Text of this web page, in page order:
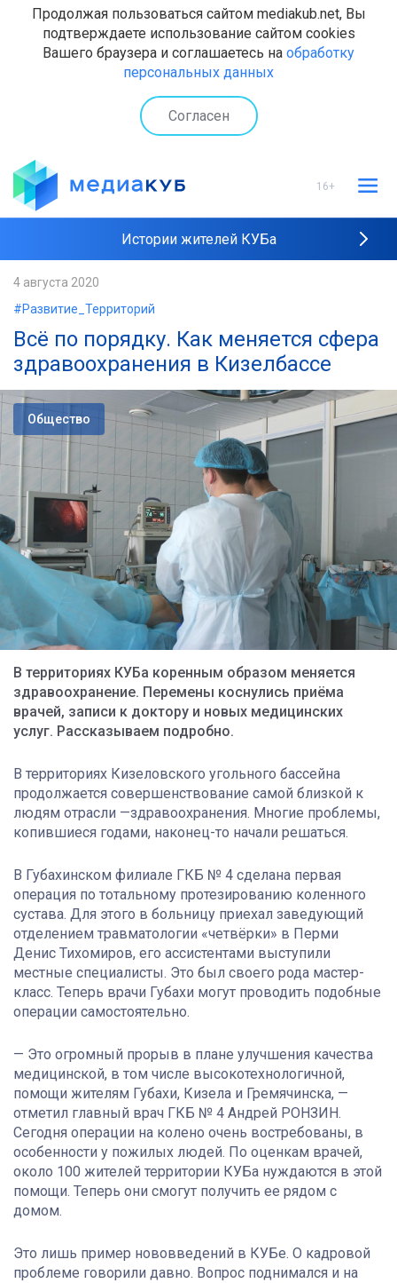
Продолжая пользоваться сайтом mediakub.net, Вы
подтверждаете использование сайтом cookies
Вашего браузера и соглашаетесь на обработку
персональных данных
Согласен
16+
Истории жителей КУБа
4 августа 2020
#Развитие_Территорий
Всё по порядку. Как меняется сфера
здравоохранения в Кизелбассе
Общество
В территориях КУБа коренным образом меняется
здравоохранение. Перемены коснулись приёма
врачей, записи к доктору и новых медицинских
услуг. Рассказываем подробно.
В территориях Кизеловского угольного бассейна
продолжается совершенствование самой близкой к
людям отрасли —здравоохранения. Многие проблемы,
копившиеся годами, наконец-то начали решаться.
В Губахинском филиале ГКБ № 4 сделана первая
операция по тотальному протезированию коленного
сустава. Для этого в больницу приехал заведующий
отделением травматологии «четвёрки» в Перми
Денис Тихомиров, его ассистентами выступили
местные специалисты. Это был своего рода мастер-
класс. Теперь врачи Губахи могут проводить подобные
операции самостоятельно.
— Это огромный прорыв в плане улучшения качества
медицинской, в том числе высокотехнологичной,
помощи жителям Губахи, Кизела и Гремячинска, —
отметил главный врач ГКБ № 4 Андрей РОНЗИН.
Сегодня операции на колено очень востребованы, в
особенности у пожилых людей. По оценкам врачей,
около 100 жителей территории КУБа нуждаются в этой
помощи. Теперь они смогут получить ее рядом с
домом.
Это лишь пример нововведений в КУБе. О кадровой
проблеме говорили давно. Вопрос поднимался и на